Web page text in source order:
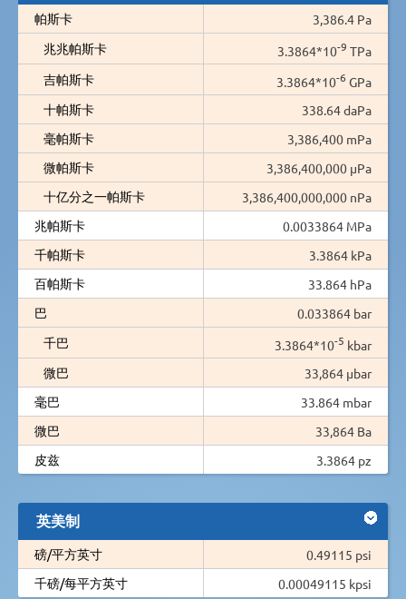
帕斯卡
3,386.4 Pa
兆兆帕斯卡
3.3864*10-9 TPa
吉帕斯卡
3.3864*10-6 GPa
十帕斯卡
338.64 daPa
毫帕斯卡
3,386,400 mPa
微帕斯卡
3,386,400,000 µPa
十亿分之一帕斯卡
3,386,400,000,000 nPa
兆帕斯卡
0.0033864 MPa
千帕斯卡
3.3864 kPa
百帕斯卡
33.864 hPa
巴
0.033864 bar
千巴
3.3864*10-5 kbar
微巴
33,864 µbar
毫巴
33.864 mbar
微巴
33,864 Ba
皮兹
3.3864 pz
英美制
磅/平方英寸
0.49115 psi
千磅/每平方英寸
0.00049115 kpsi